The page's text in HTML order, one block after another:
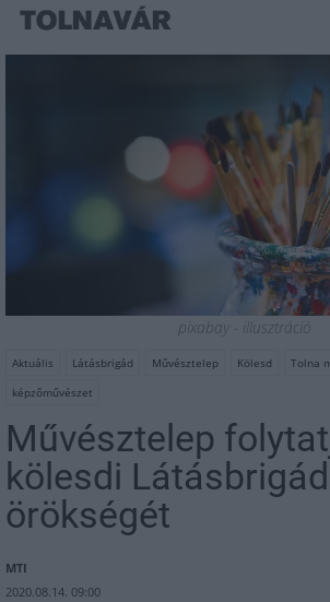
pixabay - illusztráció
Aktuális Látásbrigád Művésztelep Kölesd Tolna
képzőművészet
Művésztelep
kölesdi Látásbrigád
örökségét
MTI
2020.08.14. 09:00